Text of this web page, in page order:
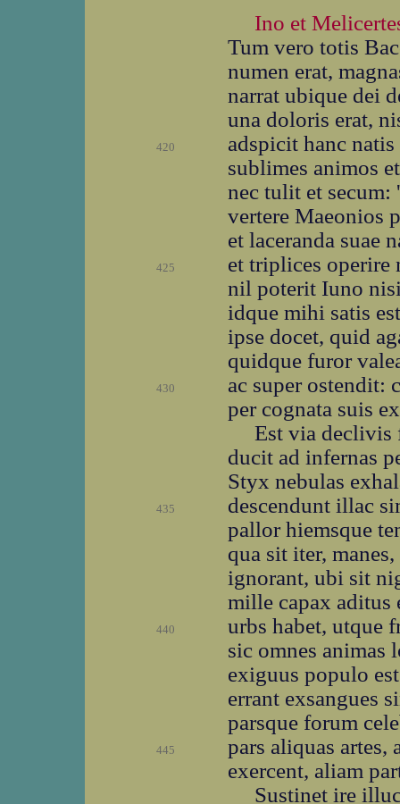
Ino et
Tum vero totis
numen erat,
narrat ubique dei
una doloris erat,
420
adspicit hanc
sublimes animos
nec tulit et secum:
vertere Maeonios
et laceranda suae
425
et triplices
nil poterit Iuno
idque mihi satis
ipse docet, quid
quidque furor
430
ac super ostendit:
per cognata suis
Est via declivis
ducit ad infernas
Styx nebulas
435
descendunt illac
pallor hiemsque
qua sit iter,
ignorant, ubi sit
mille capax aditus
440
urbs habet, utque
sic omnes
exiguus populo
errant exsangues
parsque forum
445
pars aliquas
exercent, aliam
Sustinet ire